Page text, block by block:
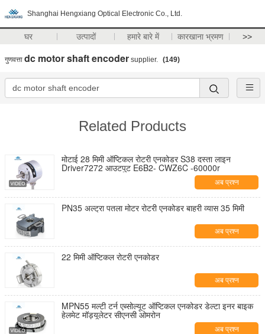
Shanghai Hengxiang Optical Electronic Co., Ltd.
घर उत्पादों हमारे बारे में कारखाना भ्रमण >>
गुणवत्ता dc motor shaft encoder supplier. (149)
Related Products
मोटाई 28 मिमी ऑप्टिकल रोटरी एनकोडर S38 दस्ता लाइन
Driver7272 आउटपुट E6B2- CWZ6C -60000r
अब प्रश्न
PN35 अल्ट्रा पतला मोटर रोटरी एनकोडर बाहरी व्यास 35 मिमी
अब प्रश्न
22 मिमी ऑप्टिकल रोटरी एनकोडर
अब प्रश्न
MPN55 मल्टी टर्न एब्सोल्यूट ऑप्टिकल एनकोडर डेल्टा इनर बाइक
हेलमेट मॉड्यूलेटर सीएनसी ओमरोन
अब प्रश्न